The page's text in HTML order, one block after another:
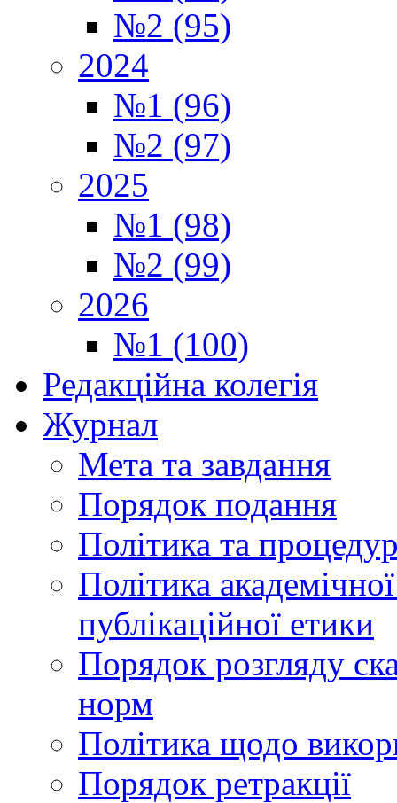
№2 (95)
2024
№1 (96)
№2 (97)
2025
№1 (98)
№2 (99)
2026
№1 (100)
Редакційна колегія
Журнал
Мета та завдання
Порядок подання
Політика та
Політика
публікаційної етики
Порядок розгляду
норм
Політика щодо
Порядок ретракції